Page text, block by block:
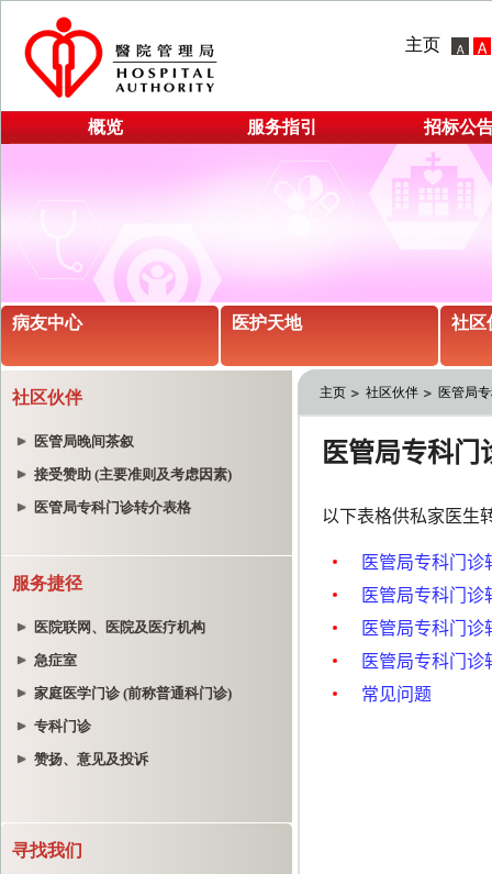
主页
概览 服务指引 招标公
病友中心 医护天地 社区
社区伙伴
医管局晚间茶叙
接受赞助 (主要准则及考虑因素)
医管局专科门诊转介表格
服务捷径
医院联网、医院及医疗机构
急症室
家庭医学门诊 (前称普通科门诊)
专科门诊
赞扬、意见及投诉
寻找我们
主页 社区伙伴 医管局